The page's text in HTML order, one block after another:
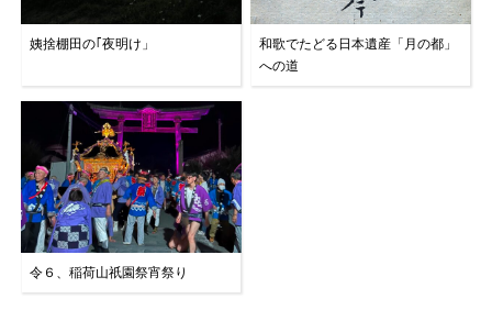
姨捨棚田の｢夜明け」
和歌でたどる日本遺産「月の都」
への道
令６、稲荷山祇園祭宵祭り